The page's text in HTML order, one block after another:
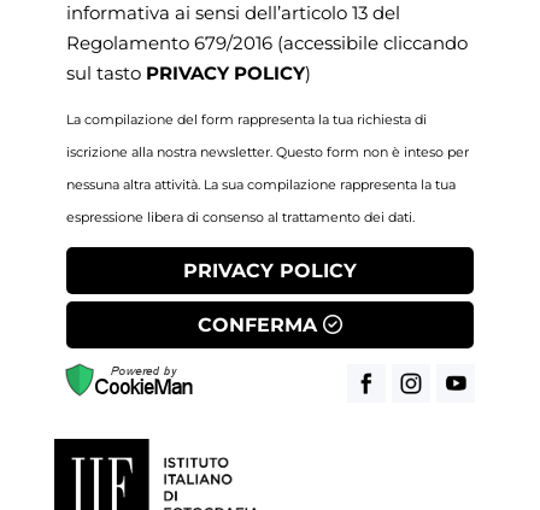
informativa ai sensi dell’articolo 13 del
Regolamento 679/2016 (accessibile cliccando
sul tasto PRIVACY POLICY)
La compilazione del form rappresenta la tua richiesta di
iscrizione alla nostra newsletter. Questo form non è inteso per
nessuna altra attività. La sua compilazione rappresenta la tua
espressione libera di consenso al trattamento dei dati.
PRIVACY POLICY
CONFERMA